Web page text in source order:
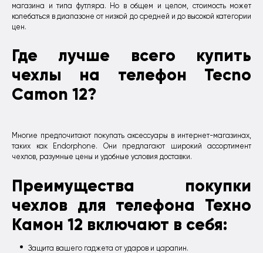
магазина и типа футляра. Но в общем и целом, стоимость может
колебаться в диапазоне от низкой до средней и до высокой категории
цен.
Где лучше всего купить
чехлы на телефон Tecno
Camon 12?
Многие предпочитают покупать аксессуары в интернет-магазинах,
таких как Endorphone. Они предлагают широкий ассортимент
чехлов, разумные цены и удобные условия доставки.
Преимущества покупки
чехлов для телефона Техно
Камон 12 включают в себя:
Защита вашего гаджета от ударов и царапин.